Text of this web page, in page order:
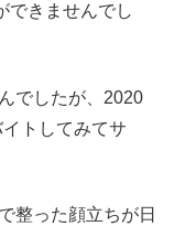
できませんでし
でしたが、2020
イトしてみてサ
整った顔立ちが日